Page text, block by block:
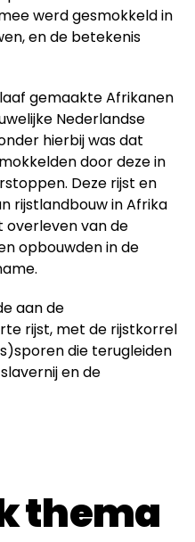
werd gesmokkeld in
en de betekenis
gemaakte Afrikanen
Nederlandse
hierbij was dat
door deze in
Deze rijst en
rijstlandbouw in Afrika
overleven van de
opbouwden in de
aan de
rijst, met de rijstkorrel
die terugleiden
en de
thema